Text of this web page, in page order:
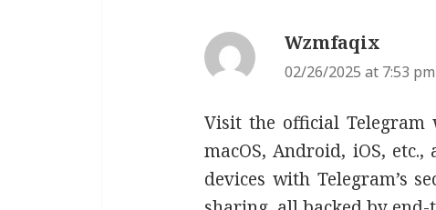
Wzmfaqix
02/26/2025 at 7:53 pm
Visit the official Telegram
macOS, Android, iOS,
devices with Telegram’s